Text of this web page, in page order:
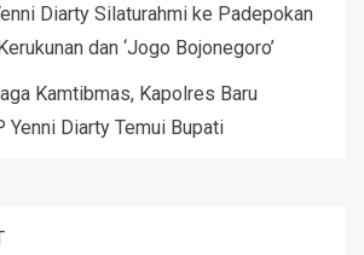
Diarty Silaturahmi ke Padepokan
dan ‘Jogo Bojonegoro’
Kamtibmas, Kapolres Baru
Yenni Diarty Temui Bupati